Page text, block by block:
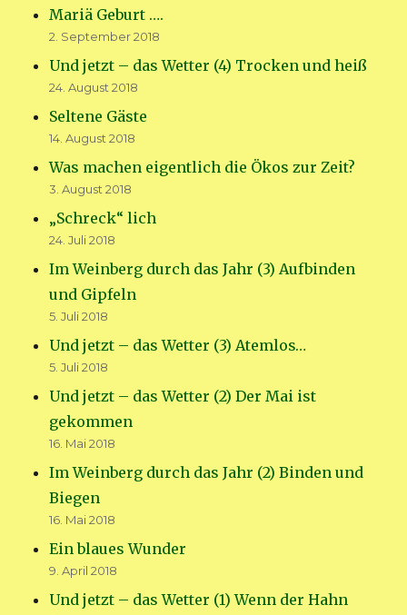
Mariä Geburt ….
2. September 2018
Und jetzt – das Wetter (4) Trocken und heiß
24. August 2018
Seltene Gäste
14. August 2018
Was machen eigentlich die Ökos zur Zeit?
3. August 2018
„Schreck“ lich
24. Juli 2018
Im Weinberg durch das Jahr (3) Aufbinden
und Gipfeln
5. Juli 2018
Und jetzt – das Wetter (3) Atemlos…
5. Juli 2018
Und jetzt – das Wetter (2) Der Mai ist
gekommen
16. Mai 2018
Im Weinberg durch das Jahr (2) Binden und
Biegen
16. Mai 2018
Ein blaues Wunder
9. April 2018
Und jetzt – das Wetter (1) Wenn der Hahn